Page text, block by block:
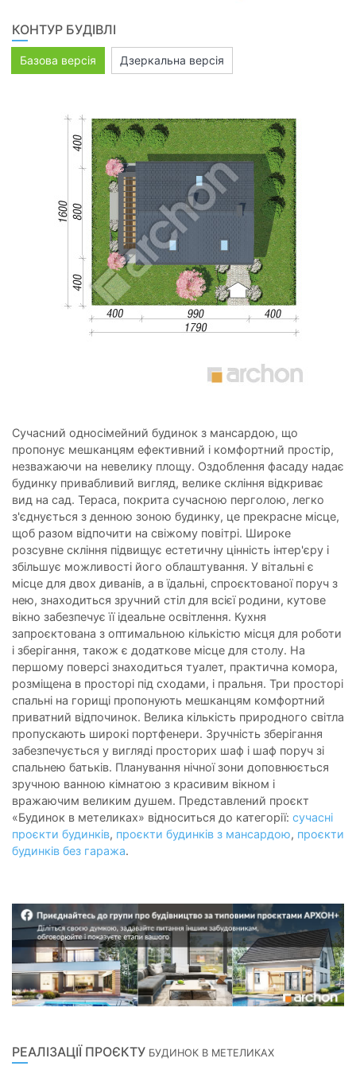
КОНТУР БУДІВЛІ
Базова версія Дзеркальна версія
Сучасний односімейний будинок з мансардою, що
пропонує мешканцям ефективний і комфортний простір,
незважаючи на невелику площу. Оздоблення фасаду надає
будинку привабливий вигляд, велике скління відкриває
вид на сад. Тераса, покрита сучасною перголою, легко
з'єднується з денною зоною будинку, це прекрасне місце,
щоб разом відпочити на свіжому повітрі. Широке
розсувне скління підвищує естетичну цінність інтер'єру і
збільшує можливості його облаштування. У вітальні є
місце для двох диванів, а в їдальні, спроєктованої поруч з
нею, знаходиться зручний стіл для всієї родини, кутове
вікно забезпечує її ідеальне освітлення. Кухня
запроєктована з оптимальною кількістю місця для роботи
і зберігання, також є додаткове місце для столу. На
першому поверсі знаходиться туалет, практична комора,
розміщена в просторі під сходами, і пральня. Три просторі
спальні на горищі пропонують мешканцям комфортний
приватний відпочинок. Велика кількість природного світла
пропускають широкі портфенери. Зручність зберігання
забезпечується у вигляді просторих шаф і шаф поруч зі
спальнею батьків. Планування нічної зони доповнюється
зручною ванною кімнатою з красивим вікном і
вражаючим великим душем. Представлений проєкт
«Будинок в метеликах» відноситься до категорії: сучасні
проєкти будинків, проєкти будинків з мансардою, проєкти
будинків без гаража.
РЕАЛІЗАЦІЇ ПРОЄКТУ БУДИНОК В МЕТЕЛИКАХ